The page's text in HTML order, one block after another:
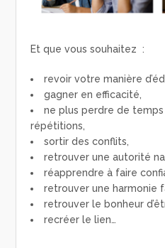
Et que vous souhaitez :
revoir votre manière
gagner en efficacité,
ne plus perdre de temps
répétitions,
sortir des conflits,
retrouver une autorité
réapprendre à faire
retrouver une harmonie
retrouver le bonheur
recréer le lien…